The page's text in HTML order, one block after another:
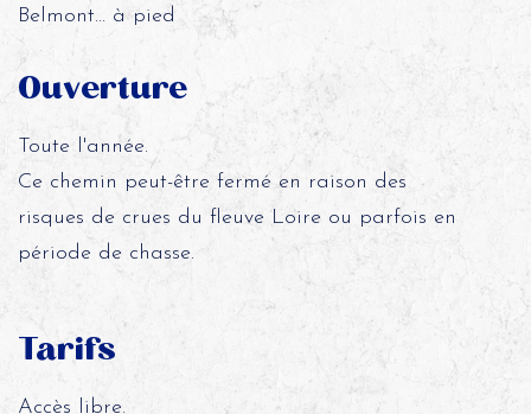
Belmont... à pied
Ouverture
Toute l'année.
Ce chemin peut-être fermé en raison des
risques de crues du fleuve Loire ou parfois en
période de chasse.
Tarifs
Accès libre.